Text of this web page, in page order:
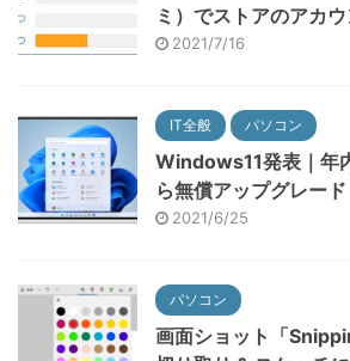
ミ）でストアのアカ
2021/7/16
IT全般 パソコン
Windows11発表｜年
ら無償アップグレード
2021/6/25
パソコン
画面ショット「